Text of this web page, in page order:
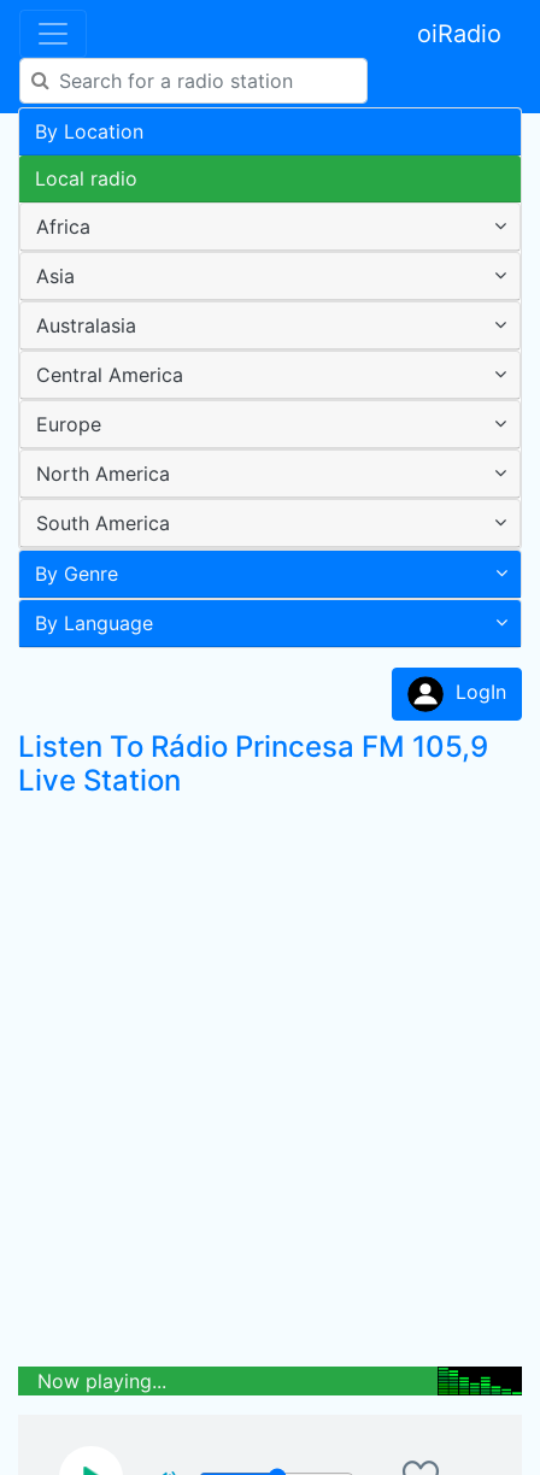
oiRadio
By Location
Local radio
Africa
Asia
Australasia
Central America
Europe
North America
South America
By Genre
By Language
LogIn
Listen To Rádio Princesa FM 105,9
Live Station
Now playing...